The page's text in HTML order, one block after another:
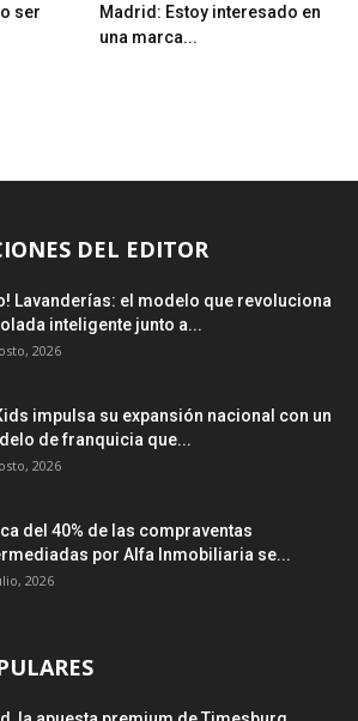
ser
Madrid: Estoy interesado en
una marca...
DEL EDITOR
Lavanderías: el modelo que revoluciona
inteligente junto a...
2026
impulsa su expansión nacional con un
de franquicia que...
2026
del 40% de las compraventas
por Alfa Inmobiliaria se...
2026